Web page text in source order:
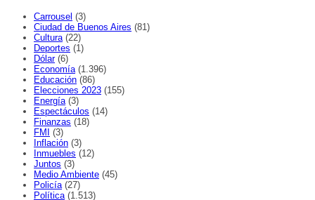
Carrousel (3)
Ciudad de Buenos Aires (81)
Cultura (22)
Deportes (1)
Dólar(6)
Economía (1.396)
Educación (86)
Elecciones 2023 (155)
Energía (3)
Espectáculos (14)
Finanzas (18)
FMI
(3)
Inflación (3)
Inmuebles (12)
Juntos (3)
Medio Ambiente (45)
Policía (27)
Política (1.513)